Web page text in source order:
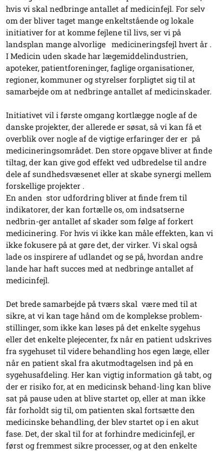
hvis vi skal nedbringe antallet af medicinfejl. For selv
om der bliver taget mange enkeltstående og lokale
initiativer for at komme fejlene til livs, ser vi på
landsplan mange alvorlige medicineringsfejl hvert år .
I Medicin uden skade har lægemiddelindustrien,
apoteker, patientforeninger, faglige organisationer,
regioner, kommuner og styrelser forpligtet sig til at
samarbejde om at nedbringe antallet af medicinskader.
Initiativet vil i første omgang kortlægge nogle af de
danske projekter, der allerede er søsat, så vi kan få et
overblik over nogle af de vigtige erfaringer der er på
medicineringsområdet. Den store opgave bliver at finde
tiltag, der kan give god effekt ved udbredelse til andre
dele af sundhedsvæsenet eller at skabe synergi mellem
forskellige projekter .
En anden stor udfordring bliver at finde frem til
indikatorer, der kan fortælle os, om indsatserne
nedbrin-ger antallet af skader som følge af forkert
medicinering. For hvis vi ikke kan måle effekten, kan vi
ikke fokusere på at gøre det, der virker. Vi skal også
lade os inspirere af udlandet og se på, hvordan andre
lande har haft succes med at nedbringe antallet af
medicinfejl.
Det brede samarbejde på tværs skal være med til at
sikre, at vi kan tage hånd om de komplekse problem-
stillinger, som ikke kan løses på det enkelte sygehus
eller det enkelte plejecenter, fx når en patient udskrives
fra sygehuset til videre behandling hos egen læge, eller
når en patient skal fra akutmodtagelsen ind på en
sygehusafdeling. Her kan vigtig information gå tabt, og
der er risiko for, at en medicinsk behand-ling kan blive
sat på pause uden at blive startet op, eller at man ikke
får forholdt sig til, om patienten skal fortsætte den
medicinske behandling, der blev startet op i en akut
fase. Det, der skal til for at forhindre medicinfejl, er
først og fremmest sikre processer, og at den enkelte